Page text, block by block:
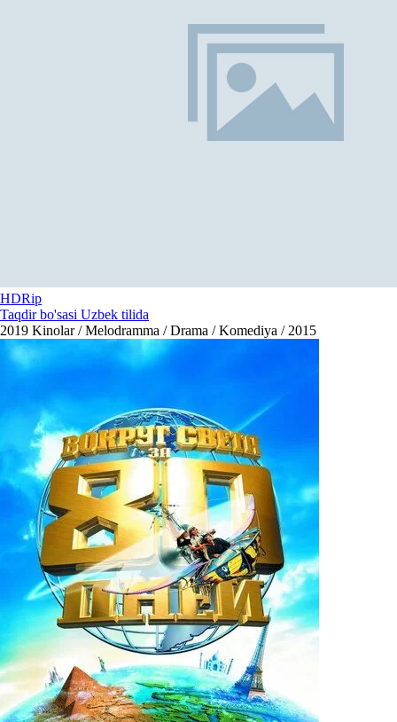
HDRip
Taqdir bo'sasi Uzbek tilida
2019 Kinolar / Melodramma / Drama / Komediya / 2015